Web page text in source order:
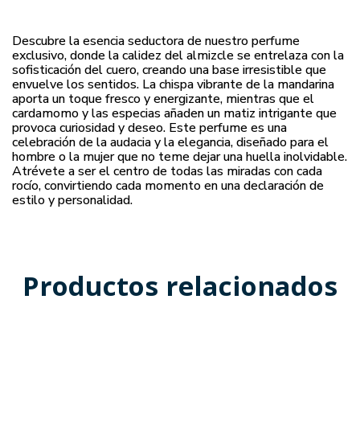
Descubre la esencia seductora de nuestro perfume
exclusivo, donde la calidez del almizcle se entrelaza con la
sofisticación del cuero, creando una base irresistible que
envuelve los sentidos. La chispa vibrante de la mandarina
aporta un toque fresco y energizante, mientras que el
cardamomo y las especias añaden un matiz intrigante que
provoca curiosidad y deseo. Este perfume es una
celebración de la audacia y la elegancia, diseñado para el
hombre o la mujer que no teme dejar una huella inolvidable.
Atrévete a ser el centro de todas las miradas con cada
rocío, convirtiendo cada momento en una declaración de
estilo y personalidad.
Productos relacionados